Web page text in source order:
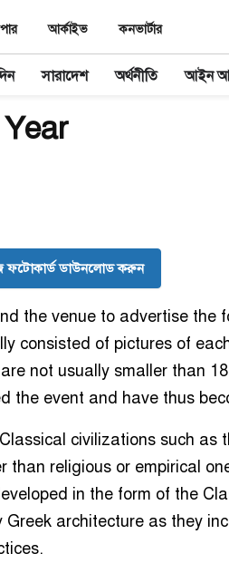
আর্কাইভ কনভার্টার
সারাদেশ অর্থনীতি আইন
ফটোকার্ড ডাউনলোড করুন
the venue to advertise the
consisted of pictures of
not usually smaller than
the event and have thus
civilizations such as
than religious or empirical
in the form of the
architecture as they